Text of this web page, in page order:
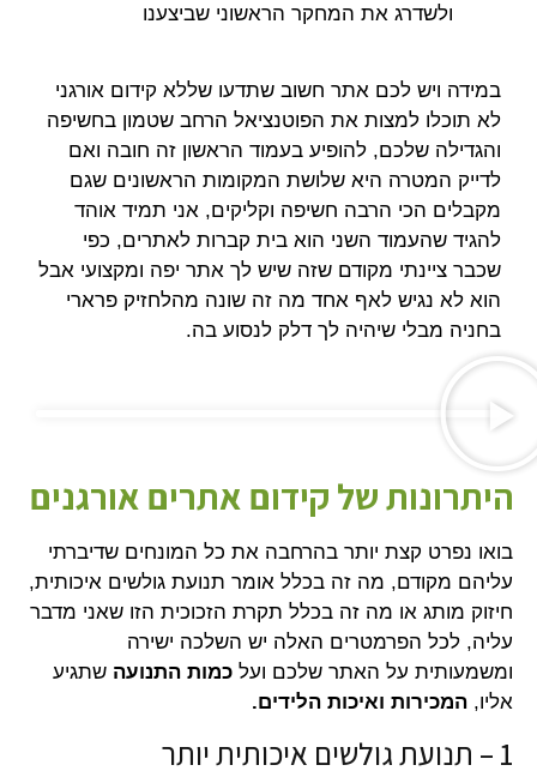
ולשדרג את המחקר הראשוני שביצענו
במידה ויש לכם אתר חשוב שתדעו שללא קידום אורגני
לא תוכלו למצות את הפוטנציאל הרחב שטמון בחשיפה
והגדילה שלכם, להופיע בעמוד הראשון זה חובה ואם
לדייק המטרה היא שלושת המקומות הראשונים שגם
מקבלים הכי הרבה חשיפה וקליקים, אני תמיד אוהד
להגיד שהעמוד השני הוא בית קברות לאתרים, כפי
שכבר ציינתי מקודם שזה שיש לך אתר יפה ומקצועי אבל
הוא לא נגיש לאף אחד מה זה שונה מהלחזיק פרארי
בחניה מבלי שיהיה לך דלק לנסוע בה.
היתרונות של קידום אתרים אורגנים
בואו נפרט קצת יותר בהרחבה את כל המונחים שדיברתי
עליהם מקודם, מה זה בכלל אומר תנועת גולשים איכותית,
חיזוק מותג או מה זה בכלל תקרת הזכוכית הזו שאני מדבר
עליה, לכל הפרמטרים האלה יש השלכה ישירה
ומשמעותית על האתר שלכם ועל כמות התנועה שתגיע
אליו, המכירות ואיכות הלידים.
1 – תנועת גולשים איכותית יותר